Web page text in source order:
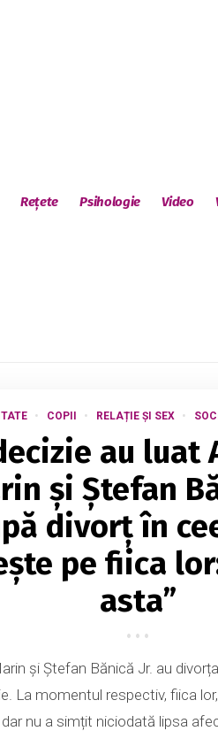
Rețete Psihologie Video
COPII RELAȚIE ȘI SEX
au luat
şi Ştefan
divorţ în
pe fiica
asta”
și Ștefan Bănică Jr. au
La momentul respectiv, fiica
dar nu a simțit niciodată lipsa